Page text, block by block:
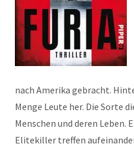
nach Amerika gebracht.
Menge Leute her. Die Sorte
Menschen und deren Leben.
Elitekiller treffen